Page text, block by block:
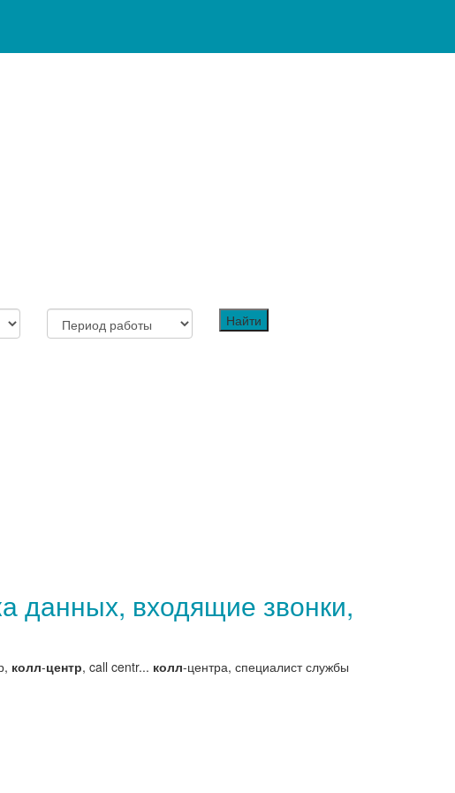
данных, входящие звонки,
колл-центр, call centr... колл-центра, специалист службы